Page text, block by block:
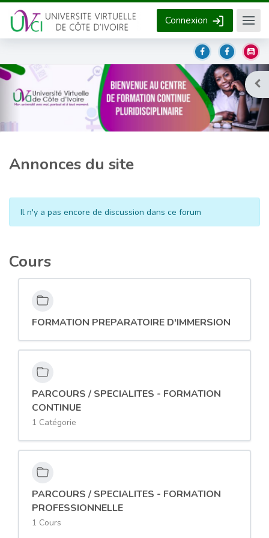
Passer au contenu principal
Connexion
Annonces du site
Il n'y a pas encore de discussion dans ce forum
Cours
FORMATION PREPARATOIRE D'IMMERSION
PARCOURS / SPECIALITES - FORMATION
CONTINUE
1 Catégorie
PARCOURS / SPECIALITES - FORMATION
PROFESSIONNELLE
1 Cours